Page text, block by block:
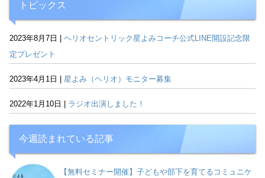
トピックス
2023年8月7日 | ヘリオセントリック星よみコーチ公式LINE開設記念限
定プレゼント
2023年4月1日 | 星よみ（ヘリオ）モニター募集
2022年1月10日 | ラジオ出演しました！
今週読まれている記事
【無料セミナー開催】子どもや部下を育てるコミュニケ